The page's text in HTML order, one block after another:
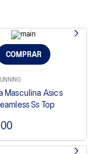
COMPRAR
Masculina Asics
Ss Top